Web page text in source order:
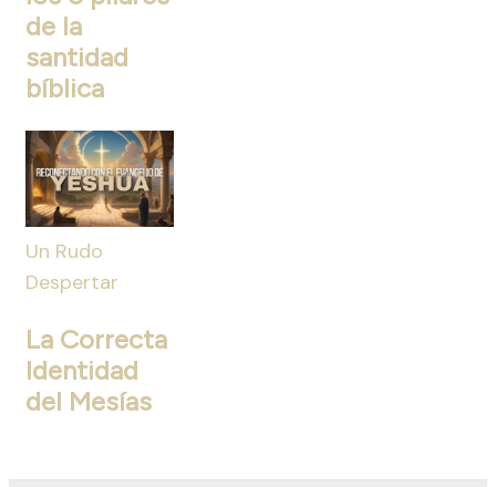
de la
santidad
bíblica
Un Rudo
Despertar
La Correcta
Identidad
del Mesías